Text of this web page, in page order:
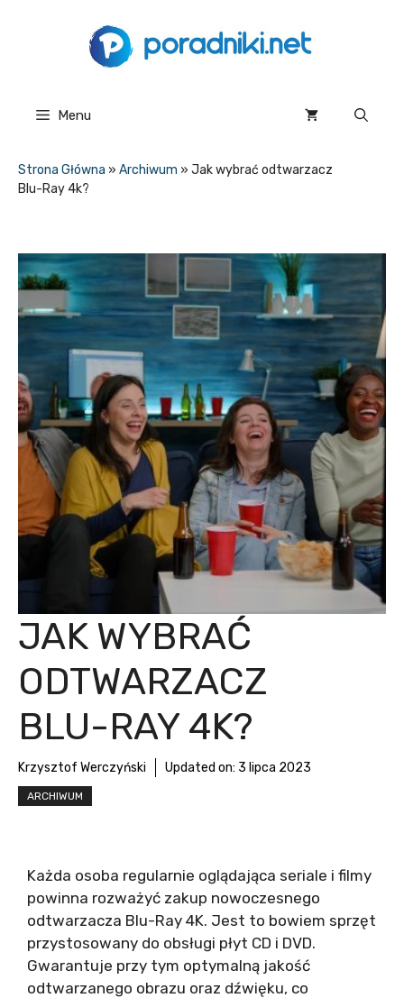
Menu
Strona Główna » Archiwum » Jak wybrać odtwarzacz
Blu-Ray 4k?
JAK WYBRAĆ
ODTWARZACZ
BLU-RAY 4K?
Krzysztof Werczyński Updated on: 3 lipca 2023
ARCHIWUM
Każda osoba regularnie oglądająca seriale i filmy
powinna rozważyć zakup nowoczesnego
odtwarzacza Blu-Ray 4K. Jest to bowiem sprzęt
przystosowany do obsługi płyt CD i DVD.
Gwarantuje przy tym optymalną jakość
odtwarzanego obrazu oraz dźwięku, co